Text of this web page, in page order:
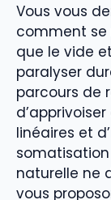
Vous vous
comment se
que le vide
paralyser
parcours de
linéaires et
naturelle ne
vous